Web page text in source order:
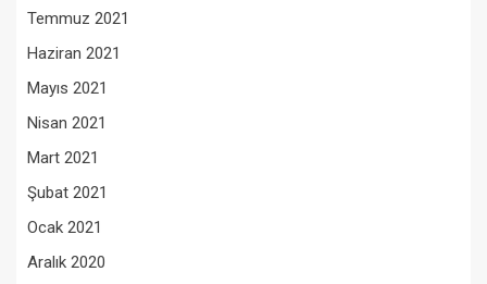
Temmuz 2021
Haziran 2021
Mayıs 2021
Nisan 2021
Mart 2021
Şubat 2021
Ocak 2021
Aralık 2020